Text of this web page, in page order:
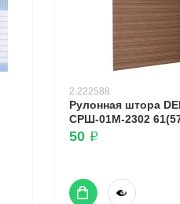
2.222588
Рулонная штора
СРШ-01М-2302
50 ₽